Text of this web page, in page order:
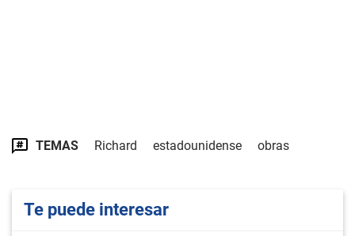
TEMAS Richard estadounidense obras
Te puede interesar